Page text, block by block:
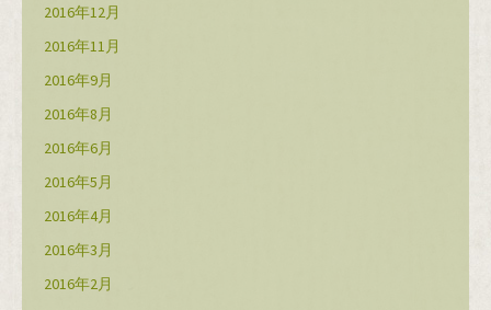
2016年12月
2016年11月
2016年9月
2016年8月
2016年6月
2016年5月
2016年4月
2016年3月
2016年2月